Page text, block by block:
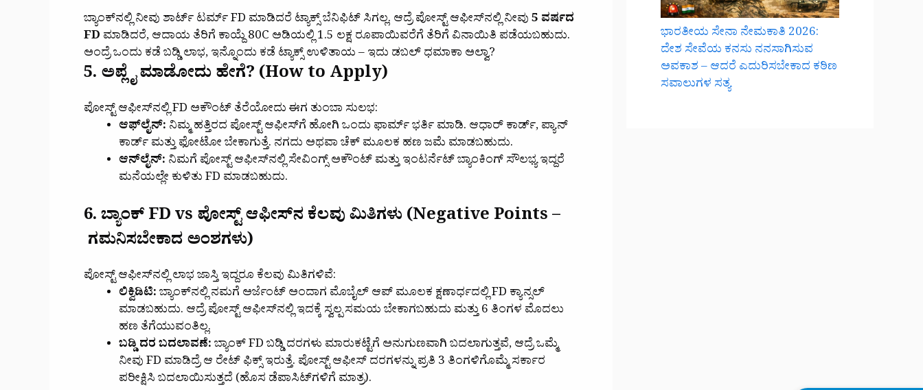
ಬ್ಯಾಂಕ್‌ನಲ್ಲಿ ನೀವು ಶಾರ್ಟ್ ಟರ್ಮ್ FD ಮಾಡಿದರೆ ಟ್ಯಾಕ್ಸ್ ಬೆನಿಫಿಟ್ ಸಿಗಲ್ಲ. ಆದ್ರೆ ಪೋಸ್ಟ್ ಆಫೀಸ್‌ನಲ್ಲಿ ನೀವು5 ವರ್ಷದ
FD ಮಾಡಿದರೆ, ಆದಾಯ ತೆರಿಗೆ ಕಾಯ್ದೆ 80C ಅಡಿಯಲ್ಲಿ 1.5 ಲಕ್ಷ ರೂಪಾಯಿವರೆಗೆ ತೆರಿಗೆ ವಿನಾಯಿತಿ ಪಡೆಯಬಹುದು.
ಅಂದ್ರೆ ಒಂದು ಕಡೆ ಬಡ್ಡಿ ಲಾಭ, ಇನ್ನೊಂದು ಕಡೆ ಟ್ಯಾಕ್ಸ್ ಉಳಿತಾಯ – ಇದು ಡಬಲ್ ಧಮಾಕಾ ಅಲ್ವಾ?
5. ಅಪ್ಲೈ ಮಾಡೋದು ಹೇಗೆ? (How to Apply)
ಪೋಸ್ಟ್ ಆಫೀಸ್‌ನಲ್ಲಿ FD ಅಕೌಂಟ್ ತೆರೆಯೋದು ಈಗ ತುಂಬಾ ಸುಲಭ:
ಆಫ್‌ಲೈನ್: ನಿಮ್ಮ ಹತ್ತಿರದ ಪೋಸ್ಟ್ ಆಫೀಸ್‌ಗೆ ಹೋಗಿ ಒಂದು ಫಾರ್ಮ್ ಭರ್ತಿ ಮಾಡಿ. ಆಧಾರ್ ಕಾರ್ಡ್, ಪ್ಯಾನ್
ಕಾರ್ಡ್ ಮತ್ತು ಫೋಟೋ ಬೇಕಾಗುತ್ತೆ. ನಗದು ಅಥವಾ ಚೆಕ್ ಮೂಲಕ ಹಣ ಜಮೆ ಮಾಡಬಹುದು.
ಆನ್‌ಲೈನ್: ನಿಮಗೆ ಪೋಸ್ಟ್ ಆಫೀಸ್‌ನಲ್ಲಿ ಸೇವಿಂಗ್ಸ್ ಅಕೌಂಟ್ ಮತ್ತು ಇಂಟರ್ನೆಟ್ ಬ್ಯಾಂಕಿಂಗ್ ಸೌಲಭ್ಯ ಇದ್ದರೆ
ಮನೆಯಲ್ಲೇ ಕುಳಿತು FD ಮಾಡಬಹುದು.
6. ಬ್ಯಾಂಕ್ FD vs ಪೋಸ್ಟ್ ಆಫೀಸ್‌ನ ಕೆಲವು ಮಿತಿಗಳು (Negative Points –
ಗಮನಿಸಬೇಕಾದ ಅಂಶಗಳು)
ಪೋಸ್ಟ್ ಆಫೀಸ್‌ನಲ್ಲಿ ಲಾಭ ಜಾಸ್ತಿ ಇದ್ದರೂ ಕೆಲವು ಮಿತಿಗಳಿವೆ:
ಲಿಕ್ವಿಡಿಟಿ:ಬ್ಯಾಂಕ್‌ನಲ್ಲಿ ನಮಗೆ ಅರ್ಜೆಂಟ್ ಅಂದಾಗ ಮೊಬೈಲ್ ಆಪ್ ಮೂಲಕ ಕ್ಷಣಾರ್ಧದಲ್ಲಿ FD ಕ್ಯಾನ್ಸಲ್
ಮಾಡಬಹುದು. ಆದ್ರೆ ಪೋಸ್ಟ್ ಆಫೀಸ್‌ನಲ್ಲಿ ಇದಕ್ಕೆ ಸ್ವಲ್ಪ ಸಮಯ ಬೇಕಾಗಬಹುದು ಮತ್ತು 6 ತಿಂಗಳ ಮೊದಲು
ಹಣ ತೆಗೆಯುವಂತಿಲ್ಲ.
ಬಡ್ಡಿ ದರ ಬದಲಾವಣೆ:ಬ್ಯಾಂಕ್ FD ಬಡ್ಡಿ ದರಗಳು ಮಾರುಕಟ್ಟೆಗೆ ಅನುಗುಣವಾಗಿ ಬದಲಾಗುತ್ತವೆ, ಆದ್ರೆ ಒಮ್ಮೆ
ನೀವು FD ಮಾಡಿದ್ರೆ ಆ ರೇಟ್ ಫಿಕ್ಸ್ ಇರುತ್ತೆ. ಪೋಸ್ಟ್ ಆಫೀಸ್ ದರಗಳನ್ನು ಪ್ರತಿ 3 ತಿಂಗಳಿಗೊಮ್ಮೆ ಸರ್ಕಾರ
ಪರೀಕ್ಷಿಸಿ ಬದಲಾಯಿಸುತ್ತದೆ (ಹೊಸ ಡೆಪಾಸಿಟ್‌ಗಳಿಗೆ ಮಾತ್ರ).
ಭಾರತೀಯ ಸೇನಾ ನೇಮಕಾತಿ 2026:
ದೇಶ ಸೇವೆಯ ಕನಸು ನನಸಾಗಿಸುವ
ಅವಕಾಶ – ಆದರೆ ಎದುರಿಸಬೇಕಾದ ಕಠಿಣ
ಸವಾಲುಗಳ ಸತ್ಯ